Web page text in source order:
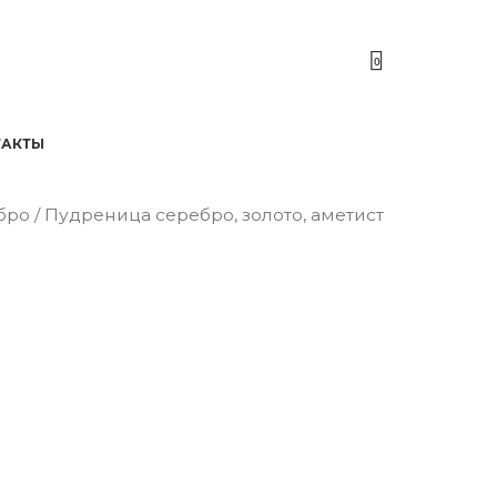
0
/ Пудреница серебро, золото, аметист